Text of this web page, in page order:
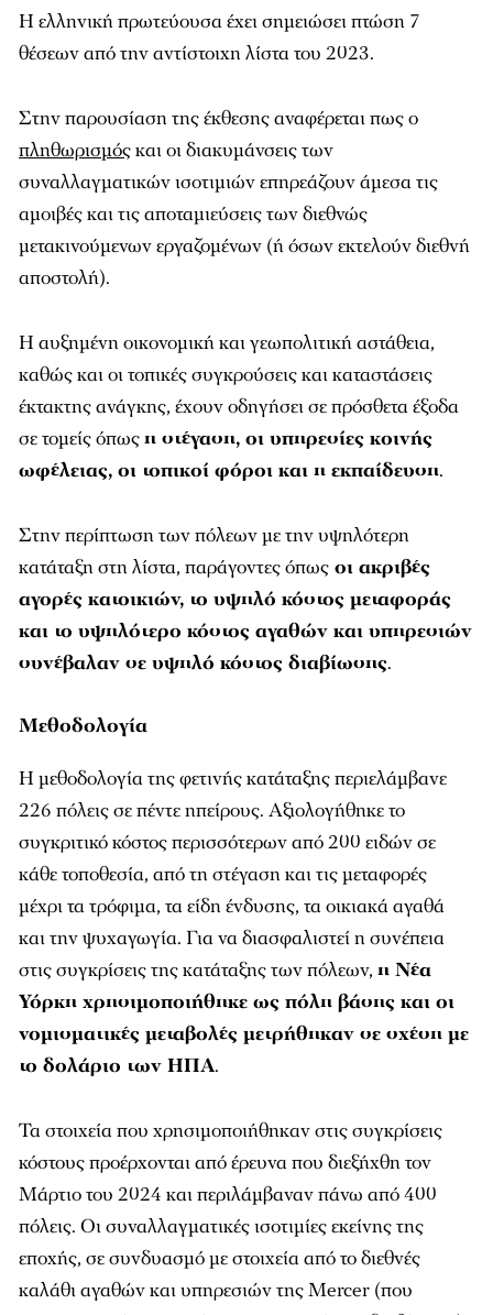
Η ελληνική πρωτεύουσα έχει σημειώσει πτώση 7
θέσεων από την αντίστοιχη λίστα του 2023.
Στην παρουσίαση της έκθεσης αναφέρεται πως o
πληθωρισμόςκαι οι διακυμάνσεις των
συναλλαγματικών ισοτιμιών επηρεάζουν άμεσα τις
αμοιβές και τις αποταμιεύσεις των διεθνώς
μετακινούμενων εργαζομένων (ή όσων εκτελούν διεθνή
αποστολή).
Η αυξημένη οικονομική και γεωπολιτική αστάθεια,
καθώς και οι τοπικές συγκρούσεις και καταστάσεις
έκτακτης ανάγκης, έχουν οδηγήσει σε πρόσθετα έξοδα
σε τομείς όπωςη στέγαση, οι υπηρεσίες κοινής
ωφέλειας, οι τοπικοί φόροι και η εκπαίδευση.
Στην περίπτωση των πόλεων με την υψηλότερη
κατάταξη στη λίστα, παράγοντες όπως οι ακριβές
αγορές κατοικιών, το υψηλό κόστος μεταφοράς
και το υψηλότερο κόστος αγαθών και υπηρεσιών
συνέβαλαν σε υψηλό κόστος διαβίωσης.
Μεθοδολογία
Η μεθοδολογία της φετινής κατάταξης περιελάμβανε
226 πόλεις σε πέντε ηπείρους. Αξιολογήθηκε το
συγκριτικό κόστος περισσότερων από 200 ειδών σε
κάθε τοποθεσία, από τη στέγαση και τις μεταφορές
μέχρι τα τρόφιμα, τα είδη ένδυσης, τα οικιακά αγαθά
και την ψυχαγωγία. Για να διασφαλιστεί η συνέπεια
στις συγκρίσεις της κατάταξης των πόλεων, η Νέα
Υόρκη χρησιμοποιήθηκε ως πόλη βάσης και οι
νομισματικές μεταβολές μετρήθηκαν σε σχέση με
το δολάριο των ΗΠΑ.
Τα στοιχεία που χρησιμοποιήθηκαν στις συγκρίσεις
κόστους προέρχονται από έρευνα που διεξήχθη τον
Μάρτιο του 2024 και περιλάμβαναν πάνω από 400
πόλεις. Οι συναλλαγματικές ισοτιμίες εκείνης της
εποχής, σε συνδυασμό με στοιχεία από το διεθνές
καλάθι αγαθών και υπηρεσιών της Mercer (που